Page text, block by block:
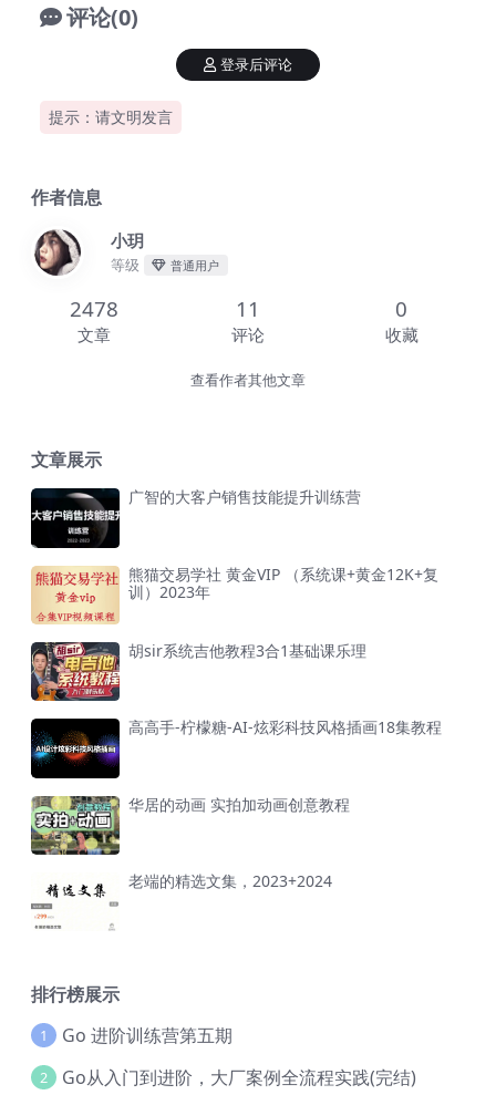
评论(0)
提示：请文明发言
登录后评论
作者信息
小玥
等级 普通用户
2478
文章
11
评论
0
收藏
查看作者其他文章
文章展示
广智的大客户销售技能提升训练营
熊猫交易学社 黄金VIP （系统课+黄金12K+复
训）2023年
胡sir系统吉他教程3合1基础课乐理
高高手-柠檬糖-AI-炫彩科技风格插画18集教程
华居的动画 实拍加动画创意教程
老端的精选文集，2023+2024
排行榜展示
1 Go 进阶训练营第五期
2 Go从入门到进阶，大厂案例全流程实践(完结)